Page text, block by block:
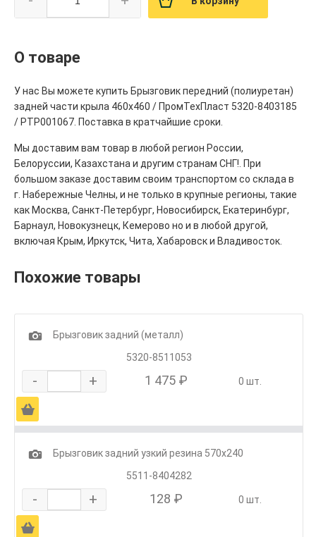
О товаре
У нас Вы можете купить Брызговик передний (полиуретан)
задней части крыла 460х460 / ПромТехПласт 5320-8403185
/ РТР001067. Поставка в кратчайшие сроки.
Мы доставим вам товар в любой регион России,
Белоруссии, Казахстана и другим странам СНГ!. При
большом заказе доставим своим транспортом со склада в
г. Набережные Челны, и не только в крупные регионы, такие
как Москва, Санкт-Петербург, Новосибирск, Екатеринбург,
Барнаул, Новокузнецк, Кемерово но и в любой другой,
включая Крым, Иркутск, Чита, Хабаровск и Владивосток.
Похожие товары
1
Брызговик задний (металл)
5320-8511053
- + 1 475 ₽ 0 шт.
Ä
1
Брызговик задний узкий резина 570х240
5511-8404282
- + 128 ₽ 0 шт.
Ä